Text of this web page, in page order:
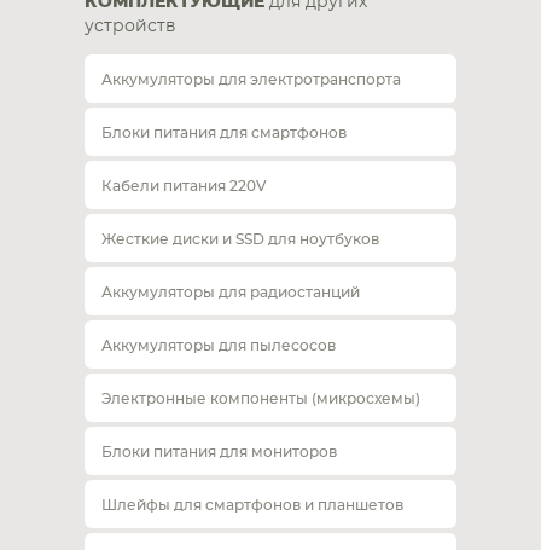
устройств
Аккумуляторы для электротранспорта
Блоки питания для смартфонов
Кабели питания 220V
Жесткие диски и SSD для ноутбуков
Аккумуляторы для радиостанций
Аккумуляторы для пылесосов
Электронные компоненты (микросхемы)
Блоки питания для мониторов
Шлейфы для смартфонов и планшетов